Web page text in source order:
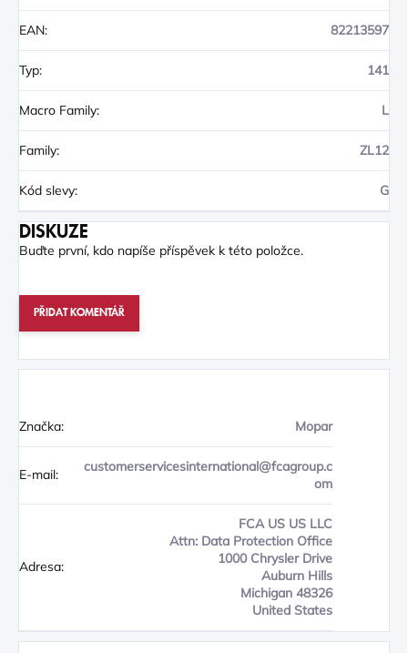
EAN: 82213597
Typ: 141
Macro Family: L
Family: ZL12
Kód slevy: G
DISKUZE
Buďte první, kdo napíše příspěvek k této položce.
PŘIDAT KOMENTÁŘ
Značka: Mopar
E-mail:
customerservicesinternational@fcagroup.c
om
Adresa:
FCA US US LLC
Attn: Data Protection Office
1000 Chrysler Drive
Auburn Hills
Michigan 48326
United States